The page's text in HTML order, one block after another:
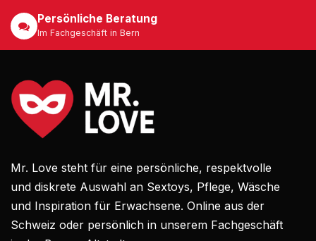
Persönliche Beratung
Im Fachgeschäft in Bern
Mr. Love steht für eine persönliche, respektvolle
und diskrete Auswahl an Sextoys, Pflege, Wäsche
und Inspiration für Erwachsene. Online aus der
Schweiz oder persönlich in unserem Fachgeschäft